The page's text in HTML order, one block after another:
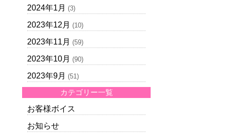
2024年1月 (3)
2023年12月 (10)
2023年11月 (59)
2023年10月 (90)
2023年9月 (51)
カテゴリー一覧
お客様ボイス
お知らせ